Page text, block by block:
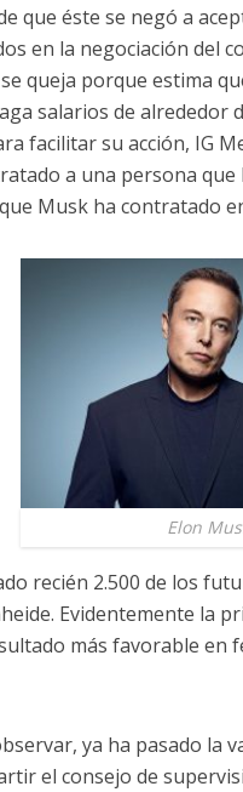
que éste se negó a
en la negociación del
queja porque estima
salarios de alrededor
facilitar su acción, IG
a una persona
Musk ha contratado
Elon
recién 2.500 de los
Evidentemente la
más favorable en
ya ha pasado la
el consejo de